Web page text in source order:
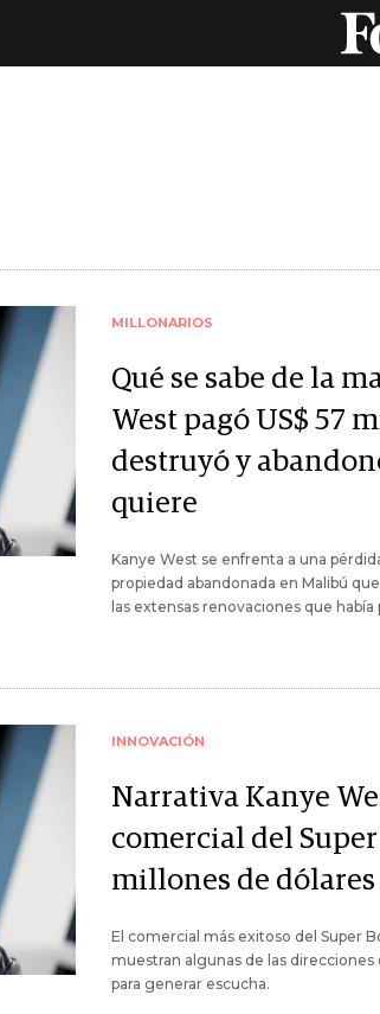
MILLONARIOS
Qué se sabe de la
West pagó US$ 57
destruyó y
quiere
Kanye West se enfrenta a una
propiedad abandonada en Malibú
las extensas renovaciones que había
INNOVACIÓN
Narrativa Kanye
comercial del
millones de
El comercial más exitoso del Super
muestran algunas de las
para generar escucha.